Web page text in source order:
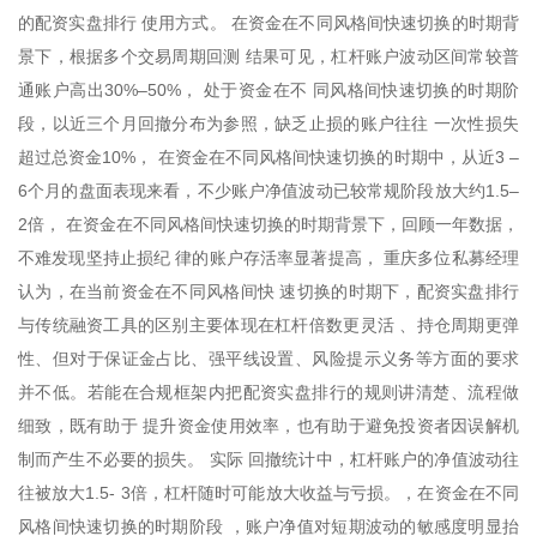
的配资实盘排行 使用方式。 在资金在不同风格间快速切换的时期背
景下，根据多个交易周期回测 结果可见，杠杆账户波动区间常较普
通账户高出30%–50%， 处于资金在不 同风格间快速切换的时期阶
段，以近三个月回撤分布为参照，缺乏止损的账户往往 一次性损失
超过总资金10%， 在资金在不同风格间快速切换的时期中，从近3 –
6个月的盘面表现来看，不少账户净值波动已较常规阶段放大约1.5–
2倍， 在资金在不同风格间快速切换的时期背景下，回顾一年数据，
不难发现坚持止损纪 律的账户存活率显著提高， 重庆多位私募经理
认为，在当前资金在不同风格间快 速切换的时期下，配资实盘排行
与传统融资工具的区别主要体现在杠杆倍数更灵活 、持仓周期更弹
性、但对于保证金占比、强平线设置、风险提示义务等方面的要求
并不低。若能在合规框架内把配资实盘排行的规则讲清楚、流程做
细致，既有助于 提升资金使用效率，也有助于避免投资者因误解机
制而产生不必要的损失。 实际 回撤统计中，杠杆账户的净值波动往
往被放大1.5- 3倍，杠杆随时可能放大收益与亏损。，在资金在不同
风格间快速切换的时期阶段 ，账户净值对短期波动的敏感度明显抬